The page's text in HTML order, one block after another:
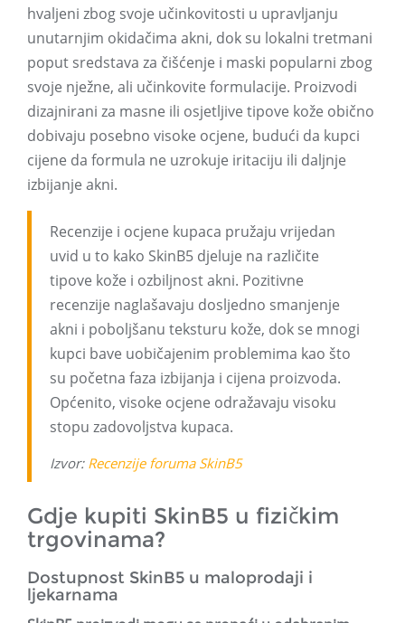
hvaljeni zbog svoje učinkovitosti u upravljanju
unutarnjim okidačima akni, dok su lokalni tretmani
poput sredstava za čišćenje i maski popularni zbog
svoje nježne, ali učinkovite formulacije. Proizvodi
dizajnirani za masne ili osjetljive tipove kože obično
dobivaju posebno visoke ocjene, budući da kupci
cijene da formula ne uzrokuje iritaciju ili daljnje
izbijanje akni.
Recenzije i ocjene kupaca pružaju vrijedan
uvid u to kako SkinB5 djeluje na različite
tipove kože i ozbiljnost akni. Pozitivne
recenzije naglašavaju dosljedno smanjenje
akni i poboljšanu teksturu kože, dok se mnogi
kupci bave uobičajenim problemima kao što
su početna faza izbijanja i cijena proizvoda.
Općenito, visoke ocjene odražavaju visoku
stopu zadovoljstva kupaca.
Izvor: Recenzije foruma SkinB5
Gdje kupiti SkinB5 u fizičkim
trgovinama?
Dostupnost SkinB5 u maloprodaji i
ljekarnama